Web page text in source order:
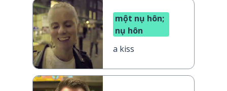
một nụ hôn;
nụ hôn
a kiss